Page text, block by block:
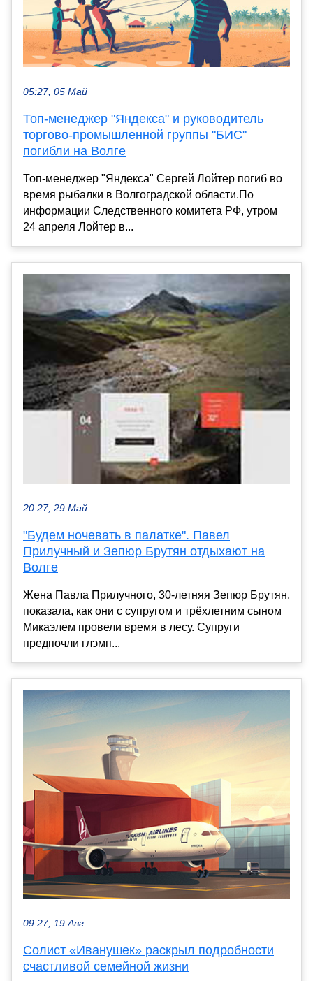
05:27, 05 Май
Топ-менеджер "Яндекса" и руководитель
торгово-промышленной группы "БИС"
погибли на Волге
Топ-менеджер "Яндекса" Сергей Лойтер погиб во
время рыбалки в Волгоградской области.По
информации Следственного комитета РФ, утром
24 апреля Лойтер в...
20:27, 29 Май
"Будем ночевать в палатке". Павел
Прилучный и Зепюр Брутян отдыхают на
Волге
Жена Павла Прилучного, 30-летняя Зепюр Брутян,
показала, как они с супругом и трёхлетним сыном
Микаэлем провели время в лесу. Супруги
предпочли глэмп...
09:27, 19 Авг
Солист «Иванушек» раскрыл подробности
счастливой семейной жизни